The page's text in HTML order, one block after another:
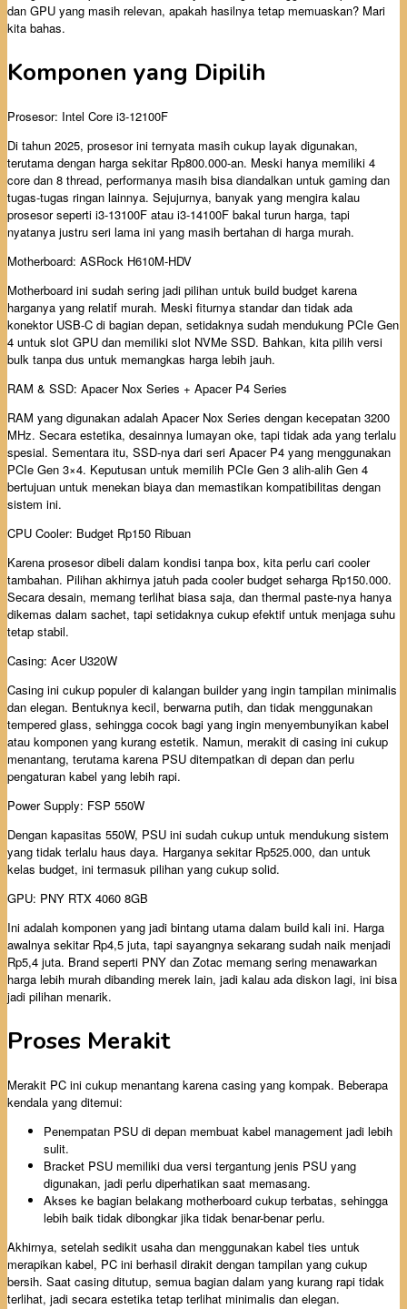
dan GPU yang masih relevan, apakah hasilnya tetap memuaskan? Mari
kita bahas.
Komponen yang Dipilih
Prosesor: Intel Core i3-12100F
Di tahun 2025, prosesor ini ternyata masih cukup layak digunakan,
terutama dengan harga sekitar Rp800.000-an. Meski hanya memiliki 4
core dan 8 thread, performanya masih bisa diandalkan untuk gaming dan
tugas-tugas ringan lainnya. Sejujurnya, banyak yang mengira kalau
prosesor seperti i3-13100F atau i3-14100F bakal turun harga, tapi
nyatanya justru seri lama ini yang masih bertahan di harga murah.
Motherboard: ASRock H610M-HDV
Motherboard ini sudah sering jadi pilihan untuk build budget karena
harganya yang relatif murah. Meski fiturnya standar dan tidak ada
konektor USB-C di bagian depan, setidaknya sudah mendukung PCIe Gen
4 untuk slot GPU dan memiliki slot NVMe SSD. Bahkan, kita pilih versi
bulk tanpa dus untuk memangkas harga lebih jauh.
RAM & SSD: Apacer Nox Series + Apacer P4 Series
RAM yang digunakan adalah Apacer Nox Series dengan kecepatan 3200
MHz. Secara estetika, desainnya lumayan oke, tapi tidak ada yang terlalu
spesial. Sementara itu, SSD-nya dari seri Apacer P4 yang menggunakan
PCIe Gen 3×4. Keputusan untuk memilih PCIe Gen 3 alih-alih Gen 4
bertujuan untuk menekan biaya dan memastikan kompatibilitas dengan
sistem ini.
CPU Cooler: Budget Rp150 Ribuan
Karena prosesor dibeli dalam kondisi tanpa box, kita perlu cari cooler
tambahan. Pilihan akhirnya jatuh pada cooler budget seharga Rp150.000.
Secara desain, memang terlihat biasa saja, dan thermal paste-nya hanya
dikemas dalam sachet, tapi setidaknya cukup efektif untuk menjaga suhu
tetap stabil.
Casing: Acer U320W
Casing ini cukup populer di kalangan builder yang ingin tampilan minimalis
dan elegan. Bentuknya kecil, berwarna putih, dan tidak menggunakan
tempered glass, sehingga cocok bagi yang ingin menyembunyikan kabel
atau komponen yang kurang estetik. Namun, merakit di casing ini cukup
menantang, terutama karena PSU ditempatkan di depan dan perlu
pengaturan kabel yang lebih rapi.
Power Supply: FSP 550W
Dengan kapasitas 550W, PSU ini sudah cukup untuk mendukung sistem
yang tidak terlalu haus daya. Harganya sekitar Rp525.000, dan untuk
kelas budget, ini termasuk pilihan yang cukup solid.
GPU: PNY RTX 4060 8GB
Ini adalah komponen yang jadi bintang utama dalam build kali ini. Harga
awalnya sekitar Rp4,5 juta, tapi sayangnya sekarang sudah naik menjadi
Rp5,4 juta. Brand seperti PNY dan Zotac memang sering menawarkan
harga lebih murah dibanding merek lain, jadi kalau ada diskon lagi, ini bisa
jadi pilihan menarik.
Proses Merakit
Merakit PC ini cukup menantang karena casing yang kompak. Beberapa
kendala yang ditemui:
Penempatan PSU di depan membuat kabel management jadi lebih
sulit.
Bracket PSU memiliki dua versi tergantung jenis PSU yang
digunakan, jadi perlu diperhatikan saat memasang.
Akses ke bagian belakang motherboard cukup terbatas, sehingga
lebih baik tidak dibongkar jika tidak benar-benar perlu.
Akhirnya, setelah sedikit usaha dan menggunakan kabel ties untuk
merapikan kabel, PC ini berhasil dirakit dengan tampilan yang cukup
bersih. Saat casing ditutup, semua bagian dalam yang kurang rapi tidak
terlihat, jadi secara estetika tetap terlihat minimalis dan elegan.